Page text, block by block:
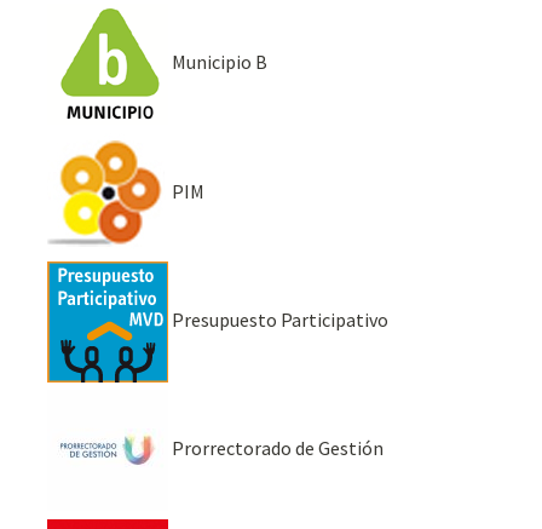
Municipio B
PIM
Presupuesto Participativo
Prorrectorado de Gestión